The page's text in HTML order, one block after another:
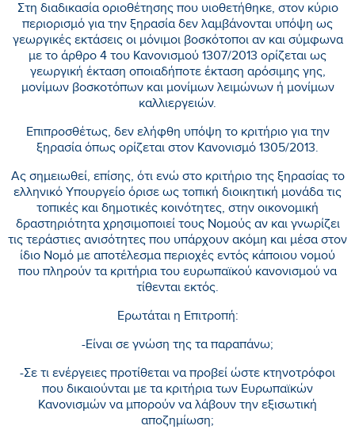
Στη διαδικασία οριοθέτησης που υιοθετήθηκε, στον κύριο
περιορισμό για την ξηρασία δεν λαμβάνονται υπόψη ως
γεωργικές εκτάσεις οι μόνιμοι βοσκότοποι αν και σύμφωνα
με το άρθρο 4 του Κανονισμού 1307/2013 ορίζεται ως
γεωργική έκταση οποιαδήποτε έκταση αρόσιμης γης,
μονίμων βοσκοτόπων και μονίμων λειμώνων ή μονίμων
καλλιεργειών.
Επιπροσθέτως, δεν ελήφθη υπόψη το κριτήριο για την
ξηρασία όπως ορίζεται στον Κανονισμό 1305/2013.
Ας σημειωθεί, επίσης, ότι ενώ στο κριτήριο της ξηρασίας το
ελληνικό Υπουργείο όρισε ως τοπική διοικητική μονάδα τις
τοπικές και δημοτικές κοινότητες, στην οικονομική
δραστηριότητα χρησιμοποιεί τους Νομούς αν και γνωρίζει
τις τεράστιες ανισότητες που υπάρχουν ακόμη και μέσα στον
ίδιο Νομό με αποτέλεσμα περιοχές εντός κάποιου νομού
που πληρούν τα κριτήρια του ευρωπαϊκού κανονισμού να
τίθενται εκτός.
Ερωτάται η Επιτροπή:
-Είναι σε γνώση της τα παραπάνω;
-Σε τι ενέργειες προτίθεται να προβεί ώστε κτηνοτρόφοι
που δικαιούνται με τα κριτήρια των Ευρωπαϊκών
Κανονισμών να μπορούν να λάβουν την εξισωτική
αποζημίωση;